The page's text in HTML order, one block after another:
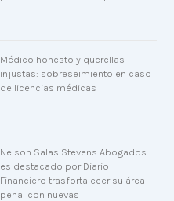
Médico honesto y querellas
injustas: sobreseimiento en caso
de licencias médicas
Nelson Salas Stevens Abogados
es destacado por Diario
Financiero trasfortalecer su área
penal con nuevas